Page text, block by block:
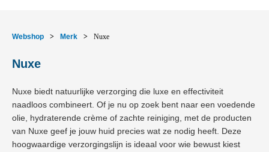
Webshop > Merk > Nuxe
Nuxe
Nuxe biedt natuurlijke verzorging die luxe en effectiviteit
naadloos combineert. Of je nu op zoek bent naar een voedende
olie, hydraterende crème of zachte reiniging, met de producten
van Nuxe geef je jouw huid precies wat ze nodig heeft. Deze
hoogwaardige verzorgingslijn is ideaal voor wie bewust kiest